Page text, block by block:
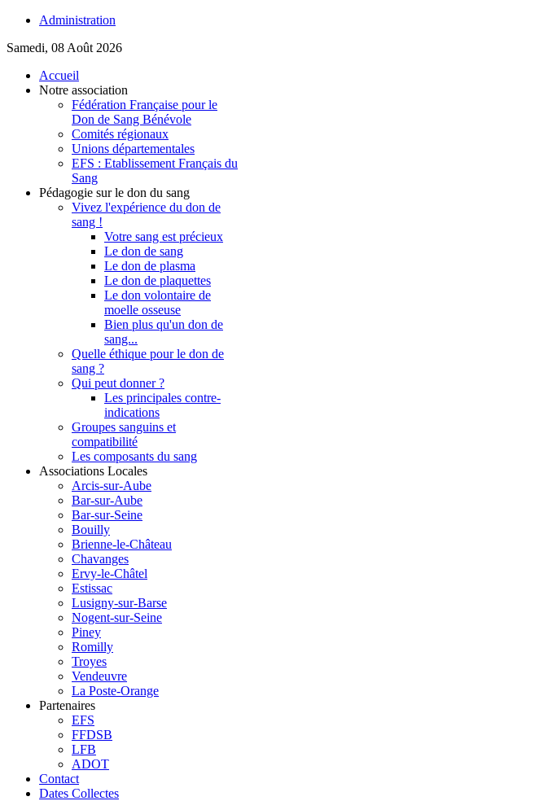
Administration
Samedi, 08 Août 2026
Accueil
Notre association
Fédération Française pour le
Don de Sang Bénévole
Comités régionaux
Unions départementales
EFS : Etablissement Français du
Sang
Pédagogie sur le don du sang
Vivez l'expérience du don de
sang !
Votre sang est précieux
Le don de sang
Le don de plasma
Le don de plaquettes
Le don volontaire de
moelle osseuse
Bien plus qu'un don de
sang...
Quelle éthique pour le don de
sang ?
Qui peut donner ?
Les principales contre-
indications
Groupes sanguins et
compatibilité
Les composants du sang
Associations Locales
Arcis-sur-Aube
Bar-sur-Aube
Bar-sur-Seine
Bouilly
Brienne-le-Château
Chavanges
Ervy-le-Châtel
Estissac
Lusigny-sur-Barse
Nogent-sur-Seine
Piney
Romilly
Troyes
Vendeuvre
La Poste-Orange
Partenaires
EFS
FFDSB
LFB
ADOT
Contact
Dates Collectes